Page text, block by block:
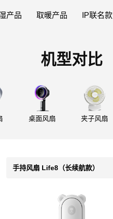
产品 取暖产品 IP联名款
机型对比
桌面风扇 夹子风扇
手持风扇 Life8（长续航款）